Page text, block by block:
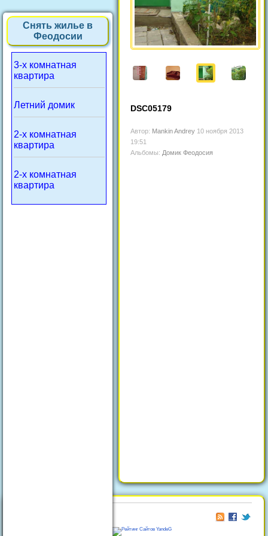
Снять жилье в
Феодосии
3-х комнатная
квартира
Летний домик
2-х комнатная
квартира
2-х комнатная
квартира
DSC05179
Автор: Mankin Andrey 10 ноября 2013
19:51
Альбомы: Домик Феодосия